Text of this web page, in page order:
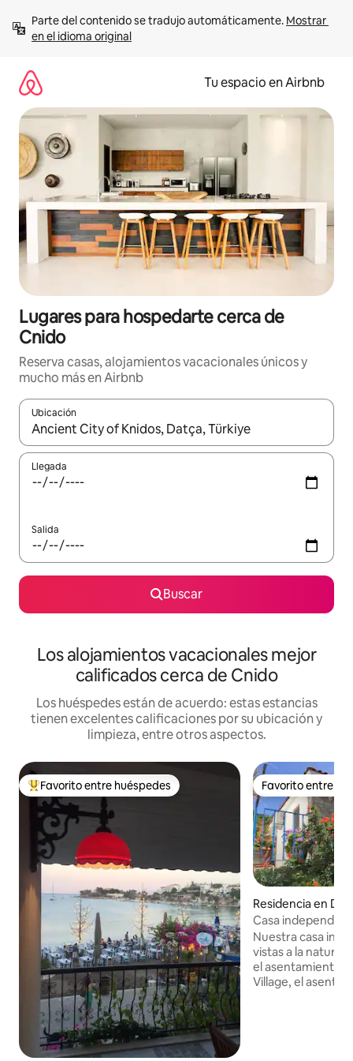
contenido
Parte del contenido se tradujo automáticamente. Mostrar
en el idioma original
Tu espacio en Airbnb
Lugares para hospedarte cerca de
Cnido
Reserva casas, alojamientos vacacionales únicos y
mucho más en Airbnb
Ubicación
Cuando los resultados estén disponibles, podrás navegar
Llegada
Salida
Buscar
Los alojamientos vacacionales mejor
calificados cerca de Cnido
Los huéspedes están de acuerdo: estas estancias
tienen excelentes calificaciones por su ubicación y
limpieza, entre otros aspectos.
De los mejores en Favorito entre huéspedes
Favorito entre huéspedes Favorito entre
Favorito entre
Residencia en
Casa
en Mesudiye,
Nuestra casa
vistas a la
el asentamiento
Village, el